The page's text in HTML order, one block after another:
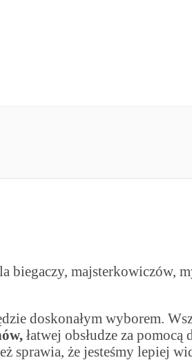
biegaczy, majsterkowiczów,
doskonałym wyborem.
łatwej obsłudze za pomocą
sprawia, że jesteśmy lepiej